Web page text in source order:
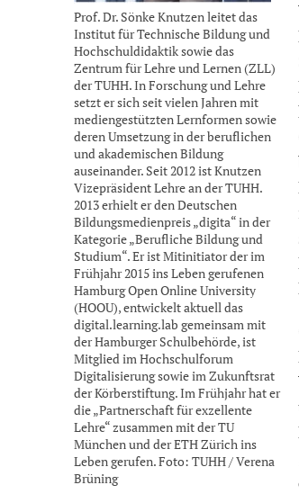
Prof. Dr. Sönke Knutzen leitet das
Institut für Technische Bildung und
Hochschuldidaktik sowie das
Zentrum für Lehre und Lernen (ZLL)
der TUHH. In Forschung und Lehre
setzt er sich seit vielen Jahren mit
mediengestützten Lernformen sowie
deren Umsetzung in der beruflichen
und akademischen Bildung
auseinander. Seit 2012 ist Knutzen
Vizepräsident Lehre an der TUHH.
2013 erhielt er den Deutschen
Bildungsmedienpreis „digita“ in der
Kategorie „Berufliche Bildung und
Studium“. Er ist Mitinitiator der im
Frühjahr 2015 ins Leben gerufenen
Hamburg Open Online University
(HOOU), entwickelt aktuell das
digital.learning.lab gemeinsam mit
der Hamburger Schulbehörde, ist
Mitglied im Hochschulforum
Digitalisierung sowie im Zukunftsrat
der Körberstiftung. Im Frühjahr hat er
die „Partnerschaft für exzellente
Lehre“ zusammen mit der TU
München und der ETH Zürich ins
Leben gerufen. Foto: TUHH / Verena
Brüning